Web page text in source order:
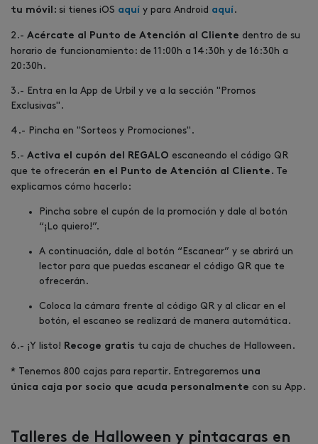
tu móvil: si tienes iOS aquí y para Android aquí .
2.- Acércate al Punto de Atención al Cliente dentro de su
horario de funcionamiento: de 11:00h a 14:30h y de 16:30h a
20:30h.
3.- Entra en la App de Urbil y ve a la sección "Promos
Exclusivas".
4.- Pincha en "Sorteos y Promociones".
5.- Activa el cupón del REGALO escaneando el código QR
que te ofrecerán en el Punto de Atención al Cliente. Te
explicamos cómo hacerlo:
Pincha sobre el cupón de la promoción y dale al botón
“¡Lo quiero!”.
A continuación, dale al botón “Escanear” y se abrirá un
lector para que puedas escanear el código QR que te
ofrecerán.
Coloca la cámara frente al código QR y al clicar en el
botón, el escaneo se realizará de manera automática.
6.- ¡Y listo! Recoge gratis tu caja de chuches de Halloween.
* Tenemos 800 cajas para repartir. Entregaremos una
única caja por socio que acuda personalmente con su App.
Talleres de Halloween y pintacaras en